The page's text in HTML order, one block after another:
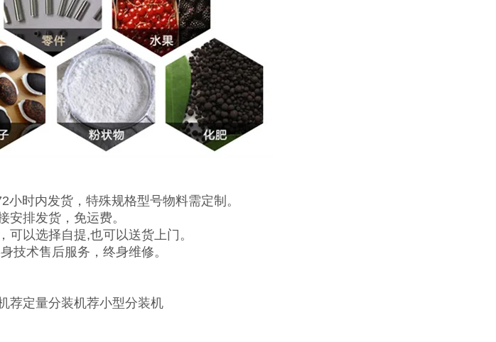
时内发货，特殊规格型号物料需定制。
安排发货，免运费。
可以选择自提,也可以送货上门。
技术售后服务，终身维修。
荐定量分装机荐小型分装机